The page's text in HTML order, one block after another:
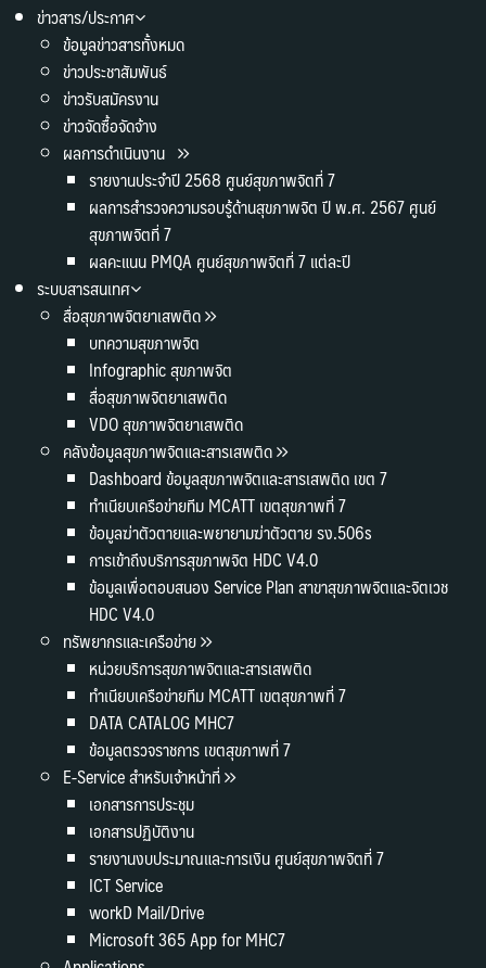
ข่าวสาร/ประกาศ
ข้อมูลข่าวสารทั้งหมด
ข่าวประชาสัมพันธ์
ข่าวรับสมัครงาน
ข่าวจัดซื้อจัดจ้าง
ผลการดำเนินงาน
รายงานประจำปี 2568 ศูนย์สุขภาพจิตที่ 7
ผลการสำรวจความรอบรู้ด้านสุขภาพจิต ปี พ.ศ. 2567 ศูนย์
สุขภาพจิตที่ 7
ผลคะแนน PMQA ศูนย์สุขภาพจิตที่ 7 แต่ละปี
ระบบสารสนเทศ
สื่อสุขภาพจิตยาเสพติด
บทความสุขภาพจิต
Infographic สุขภาพจิต
สื่อสุขภาพจิตยาเสพติด
VDO สุขภาพจิตยาเสพติด
คลังข้อมูลสุขภาพจิตและสารเสพติด
Dashboard ข้อมูลสุขภาพจิตและสารเสพติด เขต 7
ทำเนียบเครือข่ายทีม MCATT เขตสุขภาพที่ 7
ข้อมูลฆ่าตัวตายและพยายามฆ่าตัวตาย รง.506s
การเข้าถึงบริการสุขภาพจิต HDC V4.0
ข้อมูลเพื่อตอบสนอง Service Plan สาขาสุขภาพจิตและจิตเวช
HDC V4.0
ทรัพยากรและเครือข่าย
หน่วยบริการสุขภาพจิตและสารเสพติด
ทำเนียบเครือข่ายทีม MCATT เขตสุขภาพที่ 7
DATA CATALOG MHC7
ข้อมูลตรวจราชการ เขตสุขภาพที่ 7
E-Service สำหรับเจ้าหน้าที่
เอกสารการประชุม
เอกสารปฏิบัติงาน
รายงานงบประมาณและการเงิน ศูนย์สุขภาพจิตที่ 7
ICT Service
workD Mail/Drive
Microsoft 365 App for MHC7